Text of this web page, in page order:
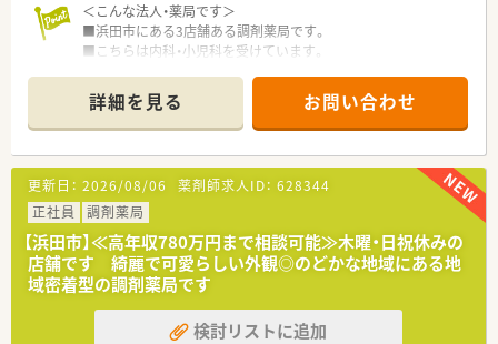
病院や介護施設などと連携を強化することで地域包括ケアにつ
ながっていく事に重きを置いています。
■調剤事業にとどまらず、セルフメディケーションの推進・健康
拠点として情報の発信や健康イベント開催などの取り組みを行
っています。
■無菌調剤対応薬局の設置や関連会社の
介護サービス事業を展開するサンキ・ウエルビィ（株）との連携、
そして中国地方最大級の店舗網を生かし、地域の皆さまが安心し
て暮らせる街づくりを支援します。
＜こんな方にもオススメ＞
■患者様に寄り添った対応が出来る薬剤師になりたい方
■地域に根付いた薬局で、患者様のかかりつけになりたい方
などなど・・・
気になる方はお気軽にお問い合わせください！
＜こんな法人・薬局です＞
■浜田市にある3店舗ある調剤薬局です。
■こちらは内科・小児科を受けています。
■薬剤師は常勤2名、パート1名在籍しています。
■勤務時間や曜日についてはご相談ください。
■未経験・ブランクのある方もお気軽にお問い合わせください。
■残業も少ないため、定時後はプライベートの時間を確保できま
す。
■スタッフ同士の関係性も良好です。
挨拶の習慣も根付いており、明るい雰囲気の職場です。
普段からコミュニケーションも活発なので、質問等もしやすい
環境です。
＜こんな方にもオススメ＞
■地域密着の調剤薬局で患者様に寄り添った対応をしたい方
■人間関係の良い環境で長く働きたい方
詳細を見る お問い合わせ
更新日： 2026/08/06 薬剤師求人ID： 628344
正社員
調剤薬局
【浜田市】≪高年収780万円まで相談可能≫木曜・日祝休みの
店舗です 綺麗で可愛らしい外観◎のどかな地域にある地
域密着型の調剤薬局です
検討リストに追加